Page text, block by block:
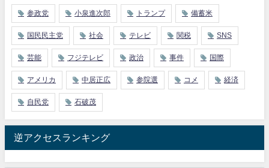
参政党 小泉進次郎 トランプ 備蓄米
国民民主党 社会 テレビ 関税 SNS
芸能 フジテレビ 政治 事件 国際
アメリカ 中居正広 参院選 コメ 経済
自民党 石破茂
逆アクセスランキング